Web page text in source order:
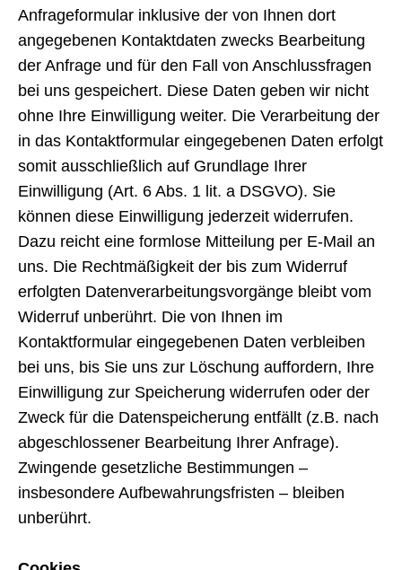
Anfrageformular inklusive der von Ihnen dort
angegebenen Kontaktdaten zwecks Bearbeitung
der Anfrage und für den Fall von Anschlussfragen
bei uns gespeichert. Diese Daten geben wir nicht
ohne Ihre Einwilligung weiter. Die Verarbeitung der
in das Kontaktformular eingegebenen Daten erfolgt
somit ausschließlich auf Grundlage Ihrer
Einwilligung (Art. 6 Abs. 1 lit. a DSGVO). Sie
können diese Einwilligung jederzeit widerrufen.
Dazu reicht eine formlose Mitteilung per E-Mail an
uns. Die Rechtmäßigkeit der bis zum Widerruf
erfolgten Datenverarbeitungsvorgänge bleibt vom
Widerruf unberührt. Die von Ihnen im
Kontaktformular eingegebenen Daten verbleiben
bei uns, bis Sie uns zur Löschung auffordern, Ihre
Einwilligung zur Speicherung widerrufen oder der
Zweck für die Datenspeicherung entfällt (z.B. nach
abgeschlossener Bearbeitung Ihrer Anfrage).
Zwingende gesetzliche Bestimmungen –
insbesondere Aufbewahrungsfristen – bleiben
unberührt.